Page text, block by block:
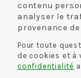
NOS MODES DE
NOS MODES DE
contenu
analyser le
provenance
Pour toute
de cookies et à
confidentialité